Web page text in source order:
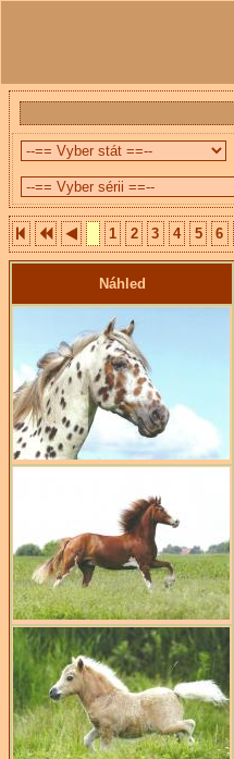
1 2 3 4 5 6
Náhled